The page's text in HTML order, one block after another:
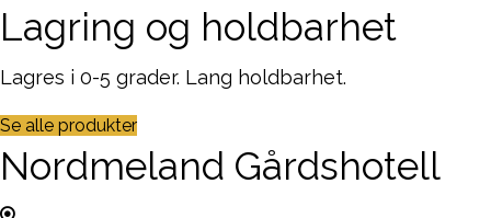
Lagring og holdbarhet
Lagres i 0-5 grader. Lang holdbarhet.
Se alle produkter
Nordmeland Gårdshotell